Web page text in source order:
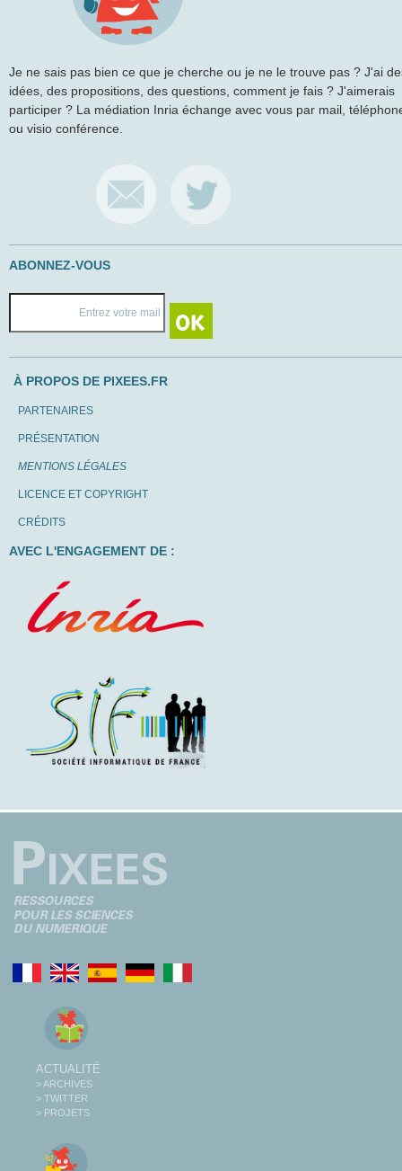
Je ne sais pas bien ce que je cherche ou je ne le trouve pas ? J'ai
idées, des propositions, des questions, comment je fais ? J'aimerais
participer ? La médiation Inria échange avec vous par mail,
ou visio conférence.
ABONNEZ-VOUS
À PROPOS DE PIXEES.FR
PARTENAIRES
PRÉSENTATION
MENTIONS LÉGALES
LICENCE ET COPYRIGHT
CRÉDITS
AVEC L'ENGAGEMENT DE :
ACTUALITÉ
> ARCHIVES
> TWITTER
> PROJETS